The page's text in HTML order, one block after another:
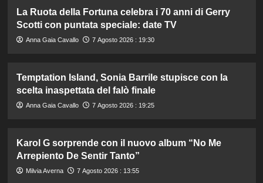
La Ruota della Fortuna celebra i 70 anni di Gerry
Scotti con puntata speciale: date TV
Anna Gaia Cavallo 7 Agosto 2026 : 19:30
Temptation Island, Sonia Barrile stupisce con la
scelta inaspettata del falò finale
Anna Gaia Cavallo 7 Agosto 2026 : 19:25
Karol G sorprende con il nuovo album “No Me
Arrepiento De Sentir Tanto”
Milvia Averna 7 Agosto 2026 : 13:55